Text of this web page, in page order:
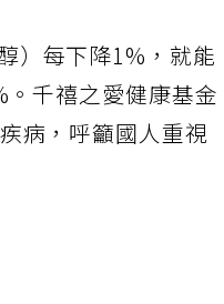
）每下降1%，就能
千禧之愛健康基金
病，呼籲國人重視